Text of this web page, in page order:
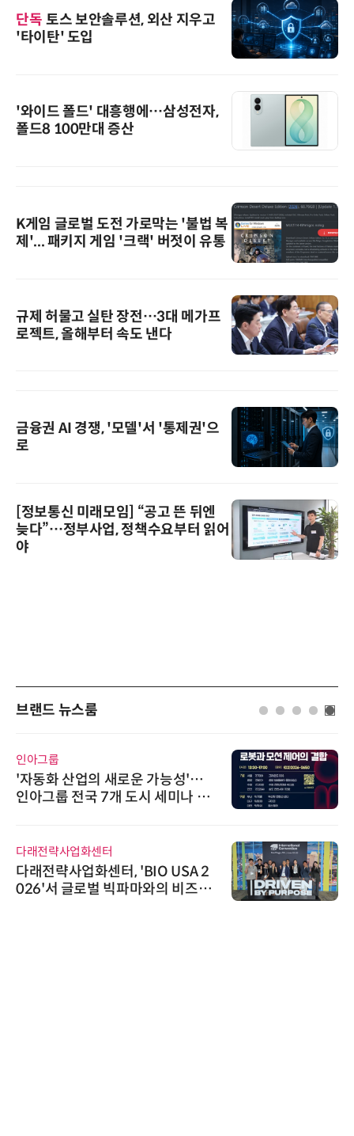
단독 토스 보안솔루션, 외산 지우고
'타이탄' 도입
'와이드 폴드' 대흥행에…삼성전자,
폴드8 100만대 증산
K게임 글로벌 도전 가로막는 '불법 복
제'... 패키지 게임 '크랙' 버젓이 유통
규제 허물고 실탄 장전…3대 메가프
로젝트, 올해부터 속도 낸다
금융권 AI 경쟁, '모델'서 '통제권'으
로
[정보통신 미래모임] “공고 뜬 뒤엔
늦다”…정부사업, 정책수요부터 읽어
야
브랜드 뉴스룸
인아그룹
'자동화 산업의 새로운 가능성'…
인아그룹 전국 7개 도시 세미나 페
다래전략사업화센터
다래전략사업화센터, 'BIO USA 2
026'서 글로벌 빅파마와의 비즈니